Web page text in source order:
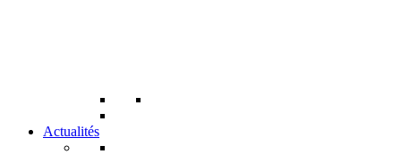
Actualités